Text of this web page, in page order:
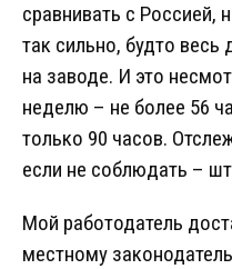
сравнивать с Россией,
так сильно, будто весь
на заводе. И это
неделю – не более 56
только 90 часов.
если не соблюдать –
Мой работодатель
местному